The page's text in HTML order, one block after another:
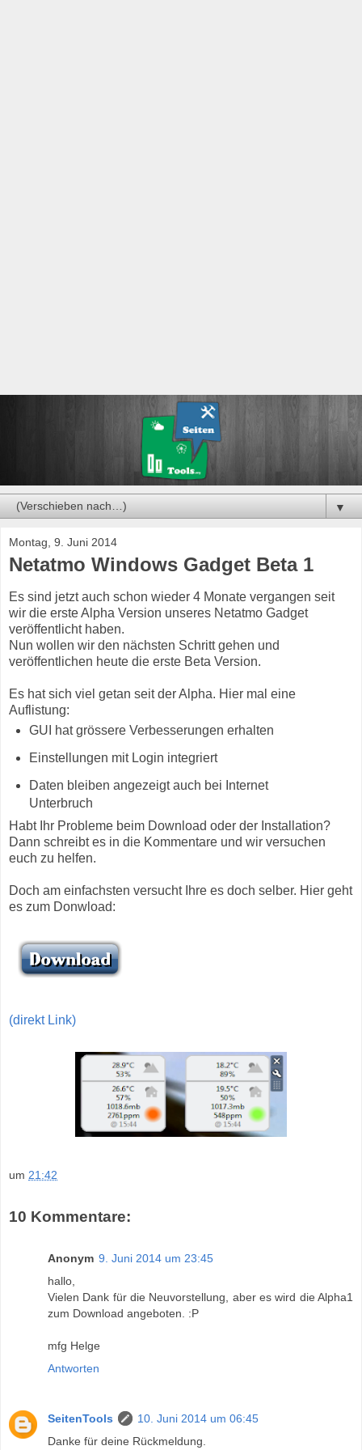
▼
Montag, 9. Juni 2014
Netatmo Windows Gadget Beta 1
Es sind jetzt auch schon wieder 4 Monate vergangen seit
wir die erste Alpha Version unseres Netatmo Gadget
veröffentlicht haben.
Nun wollen wir den nächsten Schritt gehen und
veröffentlichen heute die erste Beta Version.
Es hat sich viel getan seit der Alpha. Hier mal eine
Auflistung:
GUI hat grössere Verbesserungen erhalten
Einstellungen mit Login integriert
Daten bleiben angezeigt auch bei Internet
Unterbruch
Habt Ihr Probleme beim Download oder der Installation?
Dann schreibt es in die Kommentare und wir versuchen
euch zu helfen.
Doch am einfachsten versucht Ihre es doch selber. Hier geht
es zum Donwload:
(direkt Link)
um 21:42
10 Kommentare:
Anonym 9. Juni 2014 um 23:45
hallo,
Vielen Dank für die Neuvorstellung, aber es wird die Alpha1
zum Download angeboten. :P
mfg Helge
Antworten
SeitenTools
10. Juni 2014 um 06:45
Danke für deine Rückmeldung.